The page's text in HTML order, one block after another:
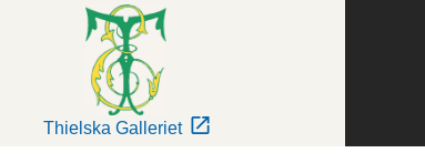
Thielska Galleriet